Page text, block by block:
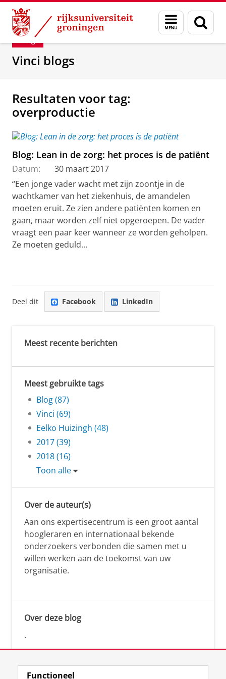
Skip
Content
Skip
Navigation
Menu
en
zoeken
Department of Innovation Management &
Blog
Vinci blogs
Resultaten voor tag:
overproductie
Blog: Lean in de zorg: het proces is de patiënt
Datum:
30 maart 2017
“Een jonge vader wacht met zijn zoontje in de
wachtkamer van het ziekenhuis, de amandelen
moeten eruit. Ze zien andere patiënten komen en
gaan, maar worden zelf niet opgeroepen. De vader
vraagt een paar keer wanneer ze worden geholpen.
Ze moeten geduld...
Deel dit Facebook LinkedIn
Meest recente berichten
Meest gebruikte tags
Blog (87)
Vinci (69)
Eelko Huizingh (48)
2017 (39)
2018 (16)
Toon alle
Over de auteur(s)
Aan ons expertisecentrum is een groot aantal
hoogleraren en internationaal bekende
onderzoekers verbonden die samen met u
willen werken aan de toekomst van uw
organisatie.
Over deze blog
.
Functioneel